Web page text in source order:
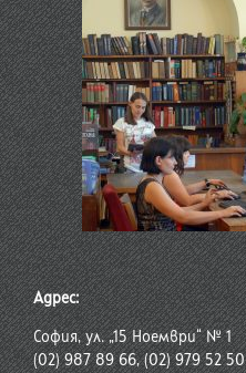
Адрес:
София, ул. „15 Ноември“ № 1
(02) 987 89 66, (02) 979 52 50